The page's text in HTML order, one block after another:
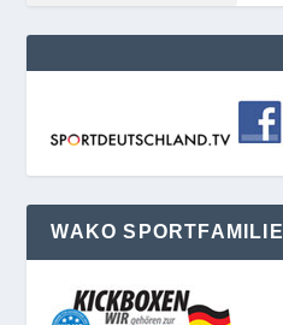
WAKO SPORTFAMILIE